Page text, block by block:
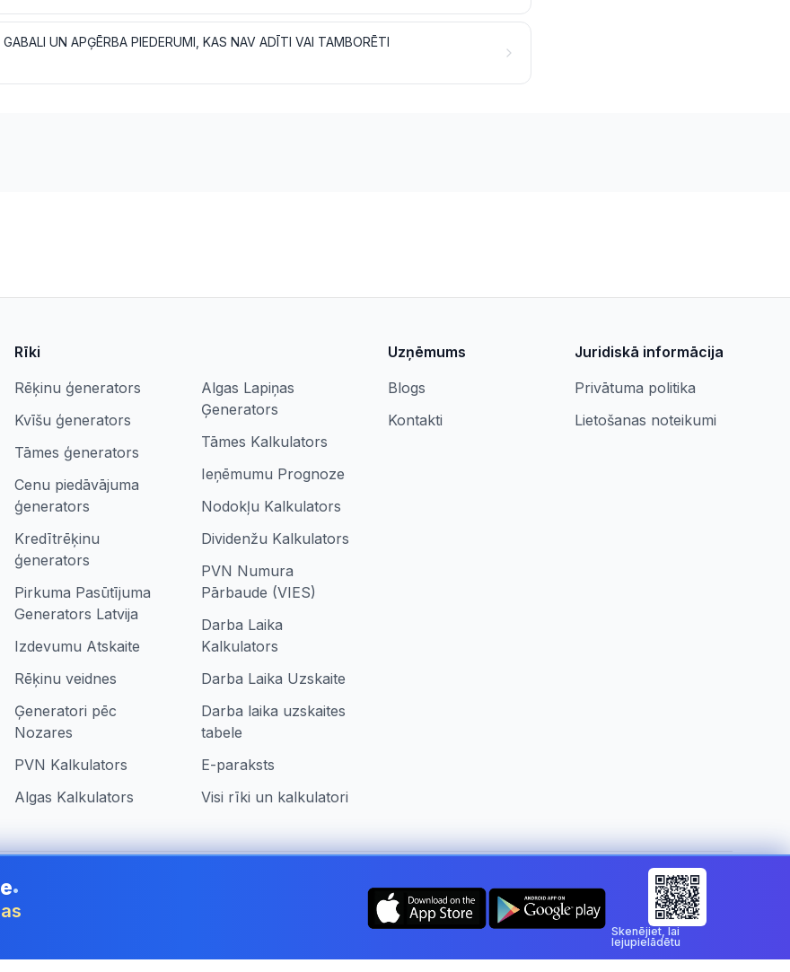
GABALI UN APĢĒRBA PIEDERUMI, KAS NAV ADĪTI VAI TAMBORĒTI
Rīki
Rēķinu ģenerators
Kvīšu ģenerators
Tāmes ģenerators
Cenu piedāvājuma
ģenerators
Kredītrēķinu
ģenerators
Pirkuma Pasūtījuma
Generators Latvija
Izdevumu Atskaite
Rēķinu veidnes
Ģeneratori pēc
Nozares
PVN Kalkulators
Algas Kalkulators
Algas Lapiņas
Ģenerators
Tāmes Kalkulators
Ieņēmumu Prognoze
Nodokļu Kalkulators
Dividenžu Kalkulators
PVN Numura
Pārbaude (VIES)
Darba Laika
Kalkulators
Darba Laika Uzskaite
Darba laika uzskaites
tabele
E-paraksts
Visi rīki un kalkulatori
Uzņēmums
Blogs
Kontakti
Juridiskā informācija
Privātuma politika
Lietošanas noteikumi
Mainīt valsti: Latvia
•
Skenējiet, lai
lejupielādētu